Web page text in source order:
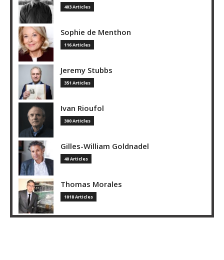
403 Articles
Sophie de Menthon
116 Articles
Jeremy Stubbs
351 Articles
Ivan Rioufol
300 Articles
Gilles-William Goldnadel
40 Articles
Thomas Morales
1018 Articles